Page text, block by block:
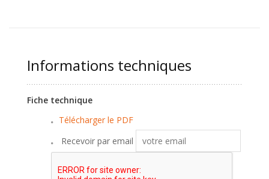
Informations techniques
Fiche technique
Télécharger le PDF
Recevoir par email